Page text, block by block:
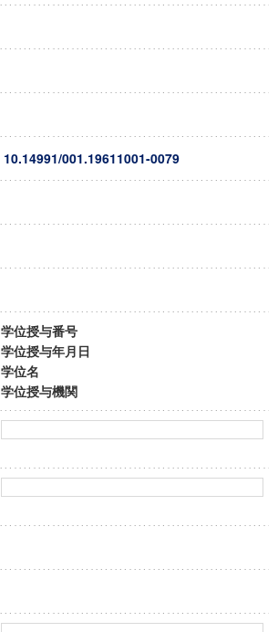
10.14991/001.19611001-0079
学位授与番号
学位授与年月日
学位名
学位授与機関